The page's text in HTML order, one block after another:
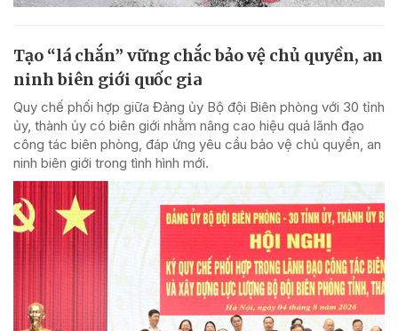
Tạo “lá chắn” vững chắc bảo vệ chủ quyền, an
ninh biên giới quốc gia
Quy chế phối hợp giữa Đảng ủy Bộ đội Biên phòng với 30 tỉnh
ủy, thành ủy có biên giới nhằm nâng cao hiệu quả lãnh đạo
công tác biên phòng, đáp ứng yêu cầu bảo vệ chủ quyền, an
ninh biên giới trong tình hình mới.